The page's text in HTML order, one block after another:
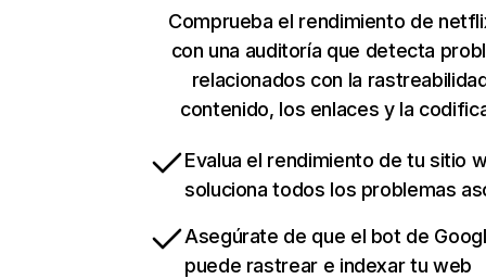
Comprueba el rendimiento de
con una auditoría que detecta
relacionados con la
contenido, los enlaces y la
Evalua el rendimiento de tu sitio
soluciona todos los problemas
Asegúrate de que el bot de
puede rastrear e indexar tu web